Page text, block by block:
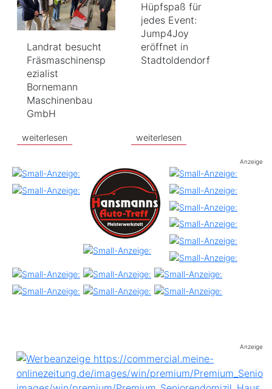
Landrat besucht
Fräsmaschinensp
ezialist
Bornemann
Maschinenbau
GmbH
weiterlesen
Hüpfspaß für
jedes Event:
Jump4Joy
eröffnet in
Stadtoldendorf
weiterlesen
Anzeige
Anzeige